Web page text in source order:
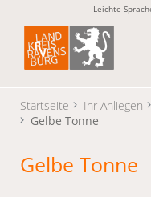
Leichte
Startseite Ihr Anliegen
Gelbe Tonne
Gelbe Tonne